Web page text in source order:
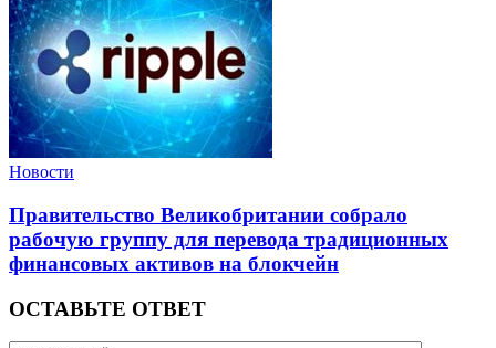
Новости
Правительство Великобритании собрало
рабочую группу для перевода традиционных
финансовых активов на блокчейн
ОСТАВЬТЕ ОТВЕТ